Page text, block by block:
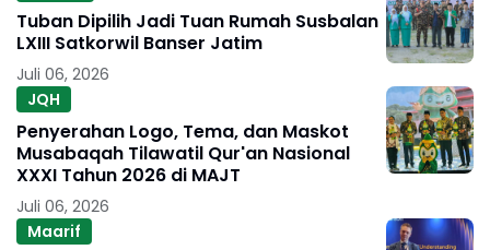
Tuban Dipilih Jadi Tuan Rumah Susbalan
LXIII Satkorwil Banser Jatim
Juli 06, 2026
JQH
Penyerahan Logo, Tema, dan Maskot
Musabaqah Tilawatil Qur'an Nasional
XXXI Tahun 2026 di MAJT
Juli 06, 2026
Maarif